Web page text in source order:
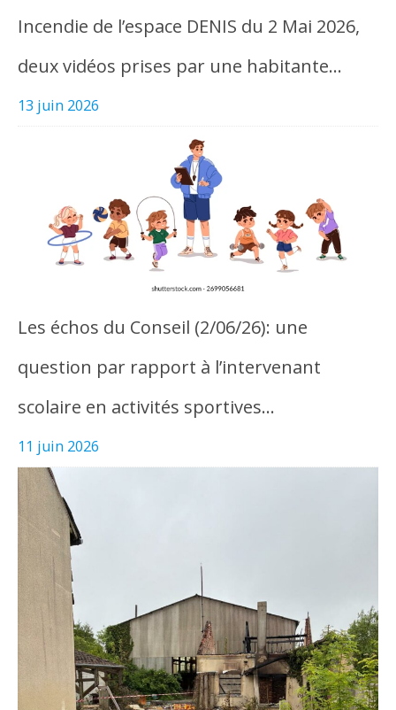
Incendie de l’espace DENIS du 2 Mai 2026,
deux vidéos prises par une habitante…
13 juin 2026
Les échos du Conseil (2/06/26): une
question par rapport à l’intervenant
scolaire en activités sportives…
11 juin 2026